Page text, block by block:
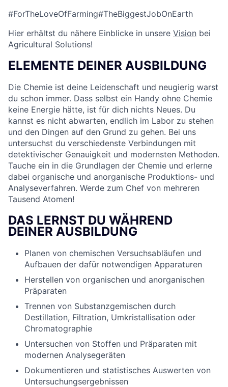
#ForTheLoveOfFarming#TheBiggestJobOnEarth
Hier erhältst du nähere Einblicke in unsere Vision bei
Agricultural Solutions!
ELEMENTE DEINER AUSBILDUNG
Die Chemie ist deine Leidenschaft und neugierig warst
du schon immer. Dass selbst ein Handy ohne Chemie
keine Energie hätte, ist für dich nichts Neues. Du
kannst es nicht abwarten, endlich im Labor zu stehen
und den Dingen auf den Grund zu gehen. Bei uns
untersuchst du verschiedenste Verbindungen mit
detektivischer Genauigkeit und modernsten Methoden.
Tauche ein in die Grundlagen der Chemie und erlerne
dabei organische und anorganische Produktions- und
Analyseverfahren. Werde zum Chef von mehreren
Tausend Atomen!
DAS LERNST DU WÄHREND
DEINER AUSBILDUNG
Planen von chemischen Versuchsabläufen und
Aufbauen der dafür notwendigen Apparaturen
Herstellen von organischen und anorganischen
Präparaten
Trennen von Substanzgemischen durch
Destillation, Filtration, Umkristallisation oder
Chromatographie
Untersuchen von Stoffen und Präparaten mit
modernen Analysegeräten
Dokumentieren und statistisches Auswerten von
Untersuchungsergebnissen